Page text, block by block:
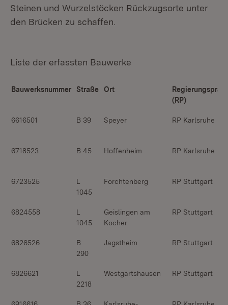
Steinen und Wurzelstöcken Rückzugsorte unter
den Brücken zu schaffen.
Liste der erfassten Bauwerke
Bauwerksnummer Straße Ort
(RP)
6616501 B 39 Speyer RP Karlsruhe
6718523 B 45 Hoffenheim RP Karlsruhe
6723525
L
1045
Forchtenberg RP Stuttgart
6824558
L
1045
Geislingen am
Kocher
RP Stuttgart
6826526
B
290
Jagstheim RP Stuttgart
6826621
L
2218
Westgartshausen RP Stuttgart